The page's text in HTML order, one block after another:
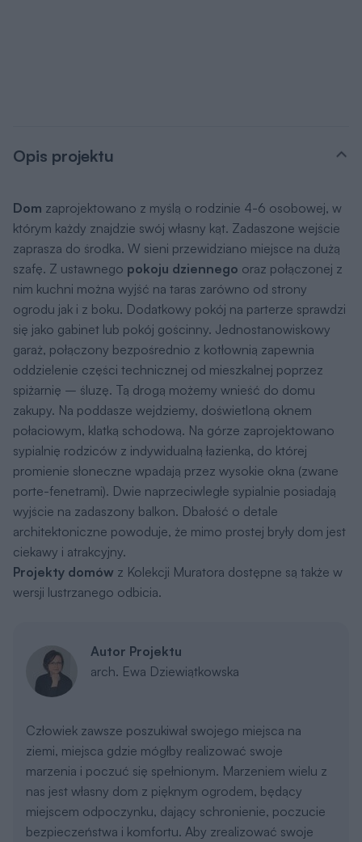
Opis projektu
Dom zaprojektowano z myślą o rodzinie 4-6 osobowej, w
którym każdy znajdzie swój własny kąt. Zadaszone wejście
zaprasza do środka. W sieni przewidziano miejsce na dużą
szafę. Z ustawnego pokoju dziennego oraz połączonej z
nim kuchni można wyjść na taras zarówno od strony
ogrodu jak i z boku. Dodatkowy pokój na parterze sprawdzi
się jako gabinet lub pokój gościnny. Jednostanowiskowy
garaż, połączony bezpośrednio z kotłownią zapewnia
oddzielenie części technicznej od mieszkalnej poprzez
spiżarnię – śluzę. Tą drogą możemy wnieść do domu
zakupy. Na poddasze wejdziemy, doświetloną oknem
połaciowym, klatką schodową. Na górze zaprojektowano
sypialnię rodziców z indywidualną łazienką, do której
promienie słoneczne wpadają przez wysokie okna (zwane
porte-fenetrami). Dwie naprzeciwległe sypialnie posiadają
wyjście na zadaszony balkon. Dbałość o detale
architektoniczne powoduje, że mimo prostej bryły dom jest
ciekawy i atrakcyjny.
Projekty domów z Kolekcji Muratora dostępne są także w
wersji lustrzanego odbicia.
Autor Projektu
arch. Ewa Dziewiątkowska
Człowiek zawsze poszukiwał swojego miejsca na
ziemi, miejsca gdzie mógłby realizować swoje
marzenia i poczuć się spełnionym. Marzeniem wielu z
nas jest własny dom z pięknym ogrodem, będący
miejscem odpoczynku, dający schronienie, poczucie
bezpieczeństwa i komfortu. Aby zrealizować swoje